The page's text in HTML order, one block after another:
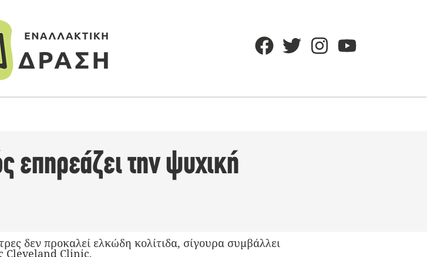
επηρεάζει την ψυχική
δεν προκαλεί ελκώδη κολίτιδα, σίγουρα συμβάλλει
Cleveland Clinic,